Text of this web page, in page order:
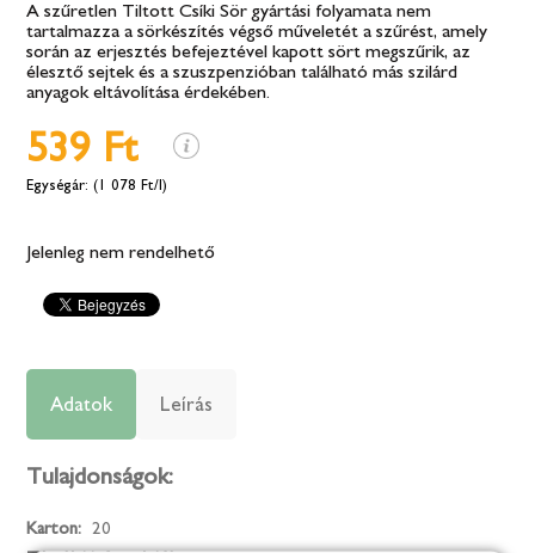
A szűretlen Tiltott Csíki Sör gyártási folyamata nem
tartalmazza a sörkészítés végső műveletét a szűrést, amely
során az erjesztés befejeztével kapott sört megszűrik, az
élesztő sejtek és a szuszpenzióban található más szilárd
anyagok eltávolítása érdekében.
539 Ft
(1 078 Ft/l)
Jelenleg nem rendelhető
Adatok Leírás
Tulajdonságok:
Karton:
20